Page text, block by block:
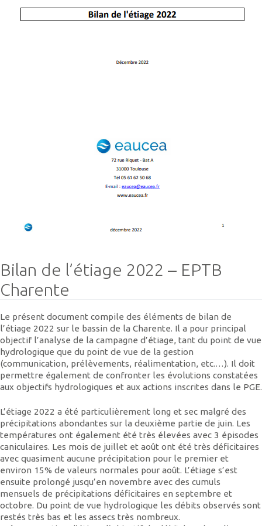
Bilan de l’étiage 2022 – EPTB
Charente
Le présent document compile des éléments de bilan de
l’étiage 2022 sur le bassin de la Charente. Il a pour principal
objectif l’analyse de la campagne d’étiage, tant du point de vue
hydrologique que du point de vue de la gestion
(communication, prélèvements, réalimentation, etc.…). Il doit
permettre également de confronter les évolutions constatées
aux objectifs hydrologiques et aux actions inscrites dans le PGE.
L’étiage 2022 a été particulièrement long et sec malgré des
précipitations abondantes sur la deuxième partie de juin. Les
températures ont également été très élevées avec 3 épisodes
caniculaires. Les mois de juillet et août ont été très déficitaires
avec quasiment aucune précipitation pour le premier et
environ 15% de valeurs normales pour août. L’étiage s’est
ensuite prolongé jusqu’en novembre avec des cumuls
mensuels de précipitations déficitaires en septembre et
octobre. Du point de vue hydrologique les débits observés sont
restés très bas et les assecs très nombreux.